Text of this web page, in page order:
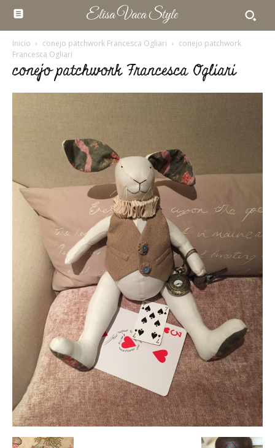
Elisa Vaca Style
Inicio conejo patchwork Francesca Ogliari
conejo patchwork
Francesca Ogliari
conejo patchwork Francesca Ogliari